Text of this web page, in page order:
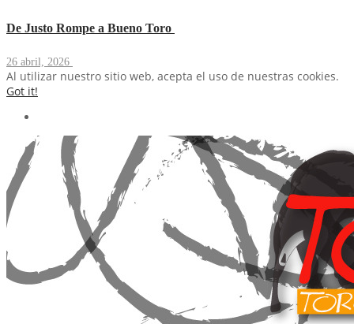
De Justo Rompe a Bueno Toro
26 abril, 2026
Al utilizar nuestro sitio web, acepta el uso de nuestras cookies.
Got it!